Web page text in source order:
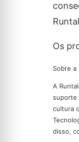
Os
Sobre a
A
suporte
cultura
disso,